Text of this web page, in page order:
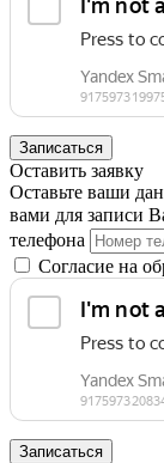
Записаться
Оставить заявку
Оставьте ваши
вами для записи
телефона
Согласие на
Записаться